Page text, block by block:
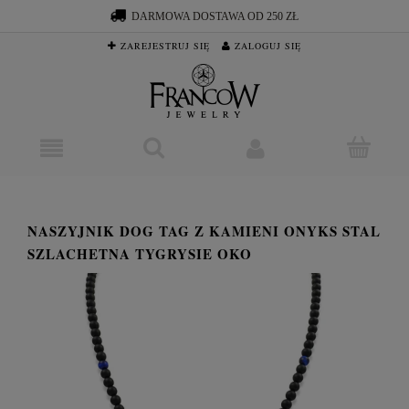
DARMOWA DOSTAWA OD 250 ZŁ
ZAREJESTRUJ SIĘ ZALOGUJ SIĘ
NASZYJNIK DOG TAG Z KAMIENI ONYKS STAL
SZLACHETNA TYGRYSIE OKO